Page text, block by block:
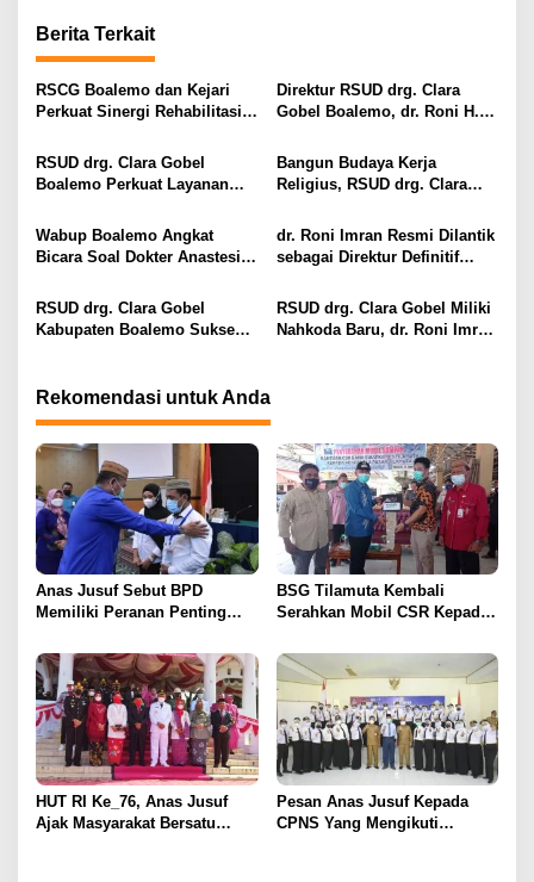
i
g
a
s
i
p
o
s
Berita Terkait
RSCG Boalemo dan Kejari
Perkuat Sinergi Rehabilitasi
Narkotika melalui Keadilan
Restoratif
Direktur RSUD drg. Clara
Gobel Boalemo, dr. Roni H.
Strategis Penguatan Layanan
Uronefrologi
RSUD drg. Clara Gobel
Boalemo Perkuat Layanan
Nasional, dr. Roni H. Imran:
Tingkatkan Akses Layanan
Bangun Budaya Kerja
Religius, RSUD drg. Clara
Program Baca Al-Qur’an bagi
Seluruh Pegawai
Wabup Boalemo Angkat
Bicara Soal Dokter Anastesi
Tetap Optimal
dr. Roni Imran Resmi Dilantik
sebagai Direktur Definitif
Boalemo
RSUD drg. Clara Gobel
Kabupaten Boalemo Sukses
2026
RSUD drg. Clara Gobel Miliki
Nahkoda Baru, dr. Roni Imran
Rekomendasi untuk Anda
Anas Jusuf Sebut BPD
Memiliki Peranan Penting
BSG Tilamuta Kembali
Serahkan Mobil CSR Kepada
HUT RI Ke_76, Anas Jusuf
Ajak Masyarakat Bersatu
Pesan Anas Jusuf Kepada
CPNS Yang Mengikuti